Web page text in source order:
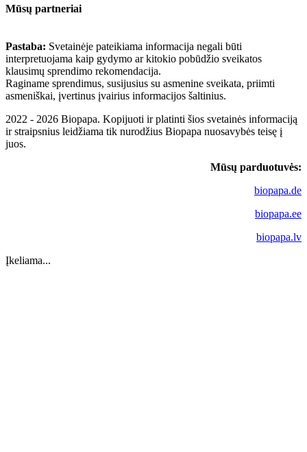
Mūsų partneriai
Pastaba: Svetainėje pateikiama informacija negali būti
interpretuojama kaip gydymo ar kitokio pobūdžio sveikatos
klausimų sprendimo rekomendacija.
Raginame sprendimus, susijusius su asmenine sveikata, priimti
asmeniškai, įvertinus įvairius informacijos šaltinius.
2022 - 2026 Biopapa. Kopijuoti ir platinti šios svetainės informaciją
ir straipsnius leidžiama tik nurodžius Biopapa nuosavybės teisę į
juos.
Mūsų parduotuvės:
biopapa.de
biopapa.ee
biopapa.lv
Įkeliama...